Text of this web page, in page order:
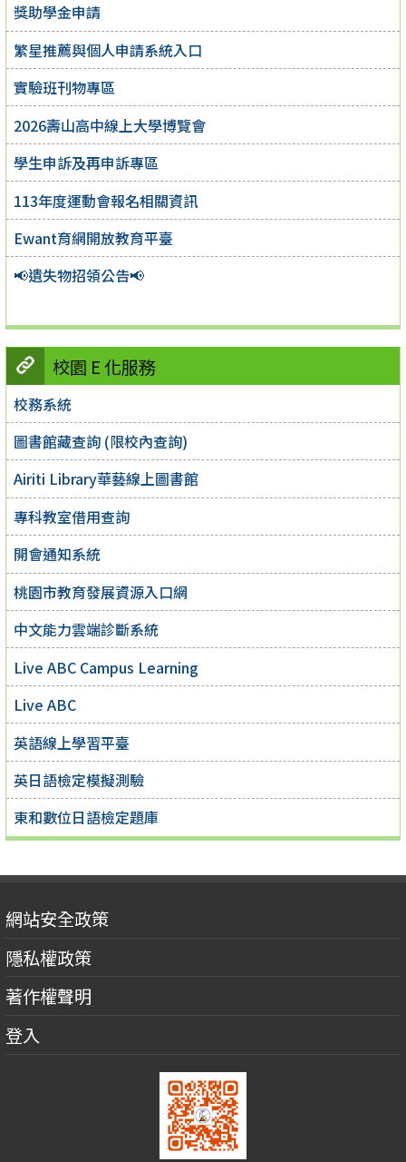
獎助學金申請
繁星推薦與個人申請系統入口
實驗班刊物專區
2026壽山高中線上大學博覽會
學生申訴及再申訴專區
113年度運動會報名相關資訊
Ewant育網開放教育平臺
📢遺失物招領公告📢
校園 E 化服務
校務系統
圖書館藏查詢 (限校內查詢)
Airiti Library華藝線上圖書館
專科教室借用查詢
開會通知系統
桃園市教育發展資源入口網
中文能力雲端診斷系統
Live ABC Campus Learning
Live ABC
英語線上學習平臺
英日語檢定模擬測驗
東和數位日語檢定題庫
網站安全政策
隱私權政策
著作權聲明
登入